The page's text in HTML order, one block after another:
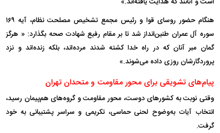
هنگام حضور روسای قوا و رئیس مجمع تشخیص مصلحت نظام، آیه ۱۶۹
سوره آل عمران طنین‌انداز شد تا بر مقام رفیع شهادت صحه بگذارد: « هرگز
گمان مبر آنان که در راه خدا کشته شدند مرده‌اند، بلکه زنده‌اند و نزد
پروردگارشان روزی داده می‌شوند.»
پیام‌های تشویقی برای محور مقاومت و متحدان تهران
وقتی نوبت به کشور‌های دوست، محور مقاومت و گروه‌های هم‌پیمان رسید،
انتخاب آیات به‌وضوح لحنی حماسی، تکریمی و سراسر پشتیبانی به خود
گرفت.